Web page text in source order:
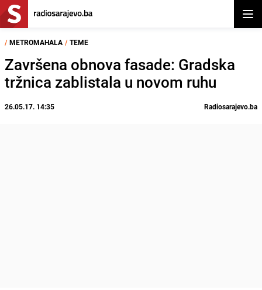
/ METROMAHALA / TEME
Završena obnova fasade: Gradska
tržnica zablistala u novom ruhu
26.05.17. 14:35 Radiosarajevo.ba